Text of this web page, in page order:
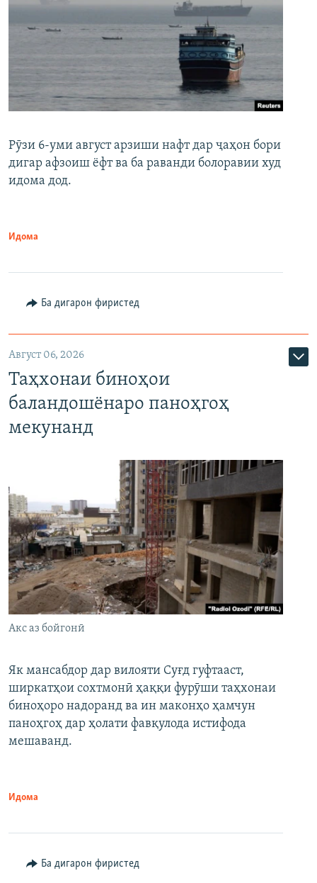
Рӯзи 6-уми август арзиши нафт дар ҷаҳон бори
дигар афзоиш ёфт ва ба раванди болоравии худ
идома дод.
Идома
Ба дигарон фиристед
Август 06, 2026
Таҳхонаи биноҳои
баландошёнаро паноҳгоҳ
мекунанд
Акс аз бойгонӣ
Як мансабдор дар вилояти Суғд гуфтааст,
ширкатҳои сохтмонӣ ҳаққи фурӯши таҳхонаи
биноҳоро надоранд ва ин маконҳо ҳамчун
паноҳгоҳ дар ҳолати фавқулода истифода
мешаванд.
Идома
Ба дигарон фиристед